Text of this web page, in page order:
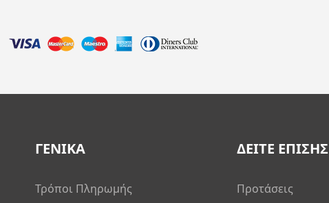
ΓΕΝΙΚΑ
Τρόποι Πληρωμής
ΔΕΙΤΕ ΕΠΙΣΗΣ
Προτάσεις